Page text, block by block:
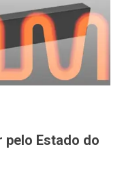
pelo Estado do